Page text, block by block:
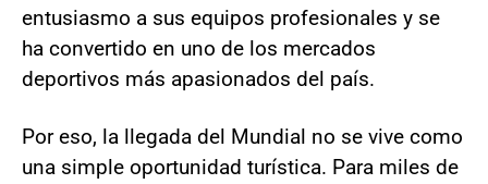
entusiasmo a sus equipos profesionales y se
ha convertido en uno de los mercados
deportivos más apasionados del país.
Por eso, la llegada del Mundial no se vive como
una simple oportunidad turística. Para miles de